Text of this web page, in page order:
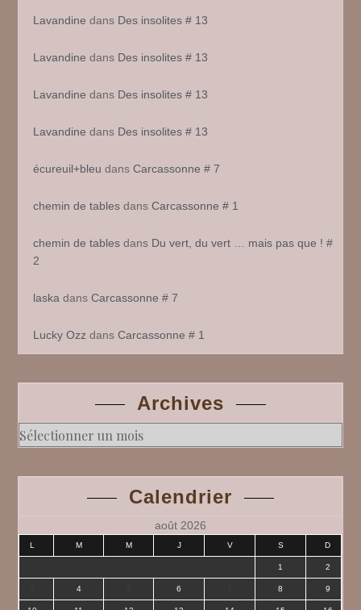
Lavandine dans Des insolites # 13
Lavandine dans Des insolites # 13
Lavandine dans Des insolites # 13
Lavandine dans Des insolites # 13
écureuil+bleu dansCarcassonne # 7
chemin de tables dansCarcassonne # 1
chemin de tables dans Du vert, du vert … mais pas que ! #
2
laska dansCarcassonne # 7
Lucky Ozz dansCarcassonne # 1
Archives
Archives
Calendrier
août 2026
L M M J V S D
1 2
4 6 8 9